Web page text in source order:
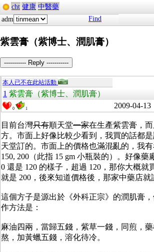
cht 健康 中醫藥
adm
Find
紫雲膏（紫博士、潤肌膏）
----------- Reply -----------
本人已不在此站活動
1 紫雲膏（紫博士、潤肌膏）
0 1 2009-04-13
目前台灣只有順天堂一家在生產紫雲膏，
方。市面上好像比較少看到，我買的話都
天堂訂的。市面上的價格也滿混亂的，我有
150, 200（此指 15 gm 小瓶裝的）。好像藥
0 還是 120 的樣子，超過 120，那你大概就
就是 200，後來知道價格後，那家中藥店就
這個方子是源出於《外科正宗》的潤肌膏
作方法是：
麻油四兩，當歸五錢，紫草一錢，同煎，
熬，加黃蠟五錢，溶化待冷。